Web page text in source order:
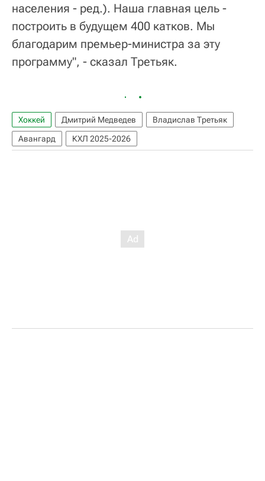
населения - ред.). Наша главная цель -
построить в будущем 400 катков. Мы
благодарим премьер-министра за эту
программу", - сказал Третьяк.
Хоккей Дмитрий Медведев
Владислав Третьяк
Авангард
КХЛ 2025-2026